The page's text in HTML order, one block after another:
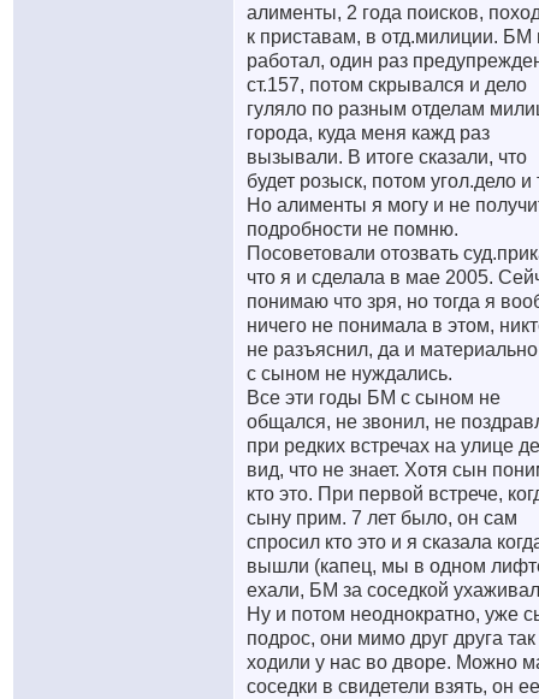
алименты, 2 года поисков,
к приставам, в отд.милиции. БМ
работал, один раз
ст.157, потом скрывался и дело
гуляло по разным отделам
города, куда меня кажд раз
вызывали. В итоге сказали, что
будет розыск, потом угол.дело и
Но алименты я могу и не
подробности не помню.
Посоветовали отозвать
что я и сделала в мае 2005.
понимаю что зря, но тогда я
ничего не понимала в этом,
не разъяснил, да и
с сыном не нуждались.
Все эти годы БМ с сыном не
общался, не звонил, не
при редких встречах на улице
вид, что не знает. Хотя сын
кто это. При первой встрече,
сыну прим. 7 лет было, он сам
спросил кто это и я сказала
вышли (капец, мы в одном
ехали, БМ за соседкой
Ну и потом неоднократно, уже
подрос, они мимо друг друга так
ходили у нас во дворе. Можно
соседки в свидетели взять, он ее